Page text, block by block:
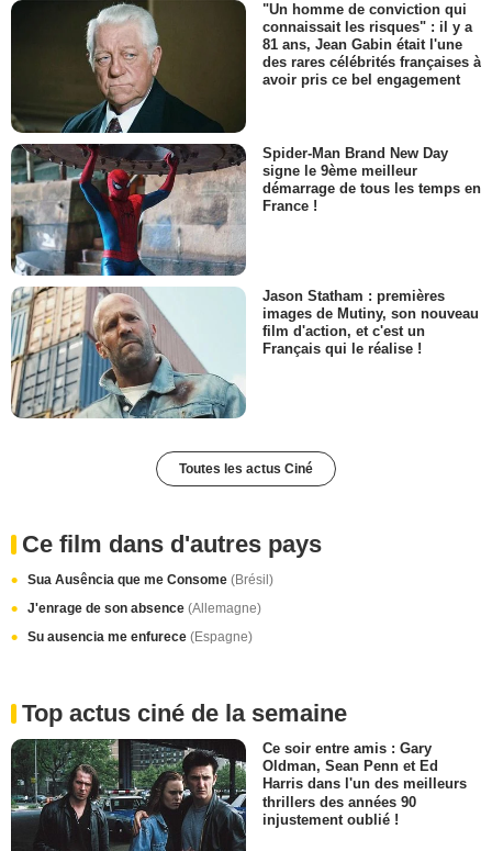
"Un homme de conviction qui
connaissait les risques" : il y a
81 ans, Jean Gabin était l'une
des rares célébrités françaises à
avoir pris ce bel engagement
Spider-Man Brand New Day
signe le 9ème meilleur
démarrage de tous les temps en
France !
Jason Statham : premières
images de Mutiny, son nouveau
film d'action, et c'est un
Français qui le réalise !
Toutes les actus Ciné
Ce film dans d'autres pays
Sua Ausência que me Consome (Brésil)
J'enrage de son absence (Allemagne)
Su ausencia me enfurece (Espagne)
Top actus ciné de la semaine
Ce soir entre amis : Gary
Oldman, Sean Penn et Ed
Harris dans l'un des meilleurs
thrillers des années 90
injustement oublié !